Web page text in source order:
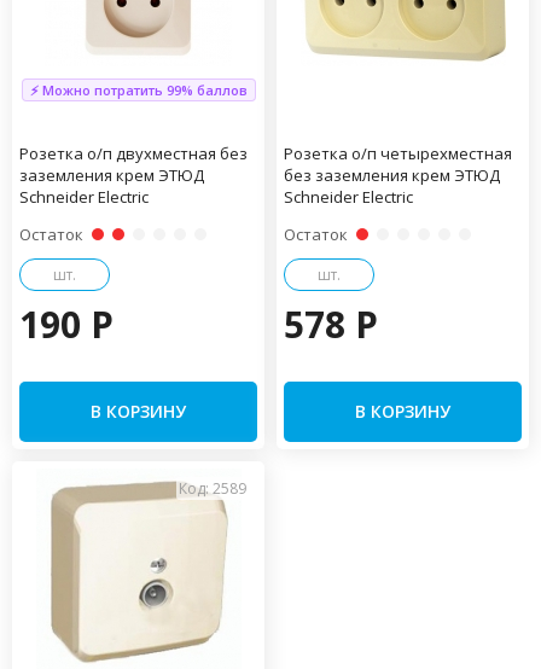
⚡ Можно потратить 99% баллов
Розетка о/п двухместная без
заземления крем ЭТЮД
Schneider Electric
Остаток
шт.
190 P
В КОРЗИНУ
Розетка о/п четырехместная
без заземления крем ЭТЮД
Schneider Electric
Остаток
шт.
578 P
В КОРЗИНУ
Код: 2589